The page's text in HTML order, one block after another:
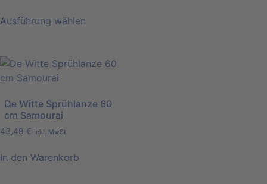
Ausführung wählen
De Witte Sprühlanze 60
cm Samourai
43,49 € inkl. MwSt
In den Warenkorb